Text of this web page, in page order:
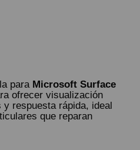
para Microsoft Surface
ofrecer visualización
respuesta rápida, ideal
que reparan